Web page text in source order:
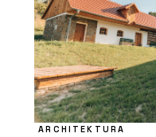
ARCHITEKTURA